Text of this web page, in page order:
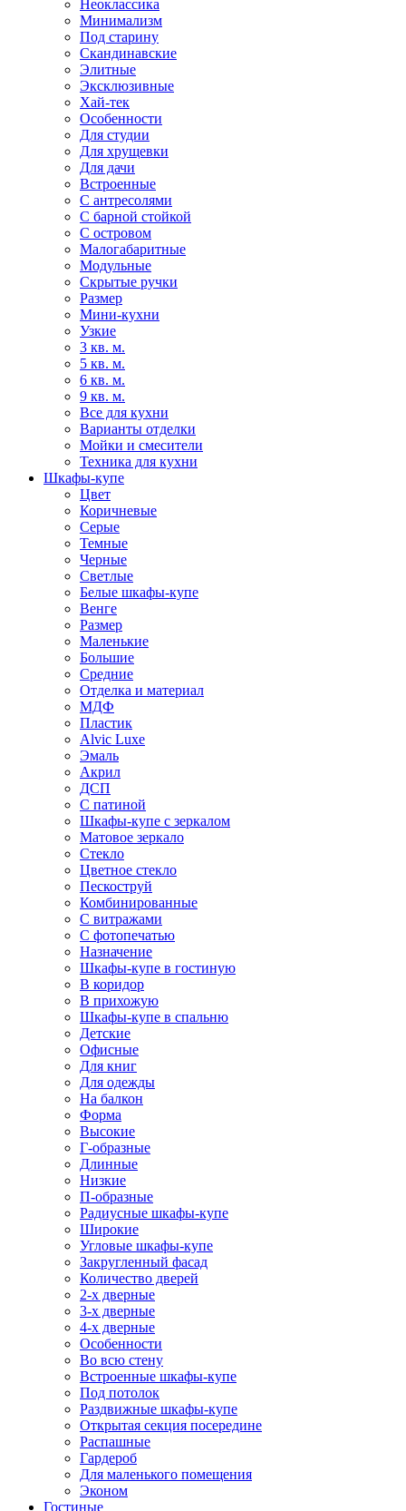
Неоклассика
Минимализм
Под старину
Скандинавские
Элитные
Эксклюзивные
Хай-тек
Особенности
Для студии
Для хрущевки
Для дачи
Встроенные
С антресолями
С барной стойкой
С островом
Малогабаритные
Модульные
Скрытые ручки
Размер
Мини-кухни
Узкие
3 кв. м.
5 кв. м.
6 кв. м.
9 кв. м.
Все для кухни
Варианты отделки
Мойки и смесители
Техника для кухни
Шкафы-купе
Цвет
Коричневые
Серые
Темные
Черные
Светлые
Белые шкафы-купе
Венге
Размер
Маленькие
Большие
Средние
Отделка и материал
МДФ
Пластик
Alvic Luxe
Эмаль
Акрил
ДСП
С патиной
Шкафы-купе с зеркалом
Матовое зеркало
Стекло
Цветное стекло
Пескоструй
Комбинированные
С витражами
С фотопечатью
Назначение
Шкафы-купе в гостиную
В коридор
В прихожую
Шкафы-купе в спальню
Детские
Офисные
Для книг
Для одежды
На балкон
Форма
Высокие
Г-образные
Длинные
Низкие
П-образные
Радиусные шкафы-купе
Широкие
Угловые шкафы-купе
Закругленный фасад
Количество дверей
2-х дверные
3-х дверные
4-х дверные
Особенности
Во всю стену
Встроенные шкафы-купе
Под потолок
Раздвижные шкафы-купе
Открытая секция посередине
Распашные
Гардероб
Для маленького помещения
Эконом
Гостиные